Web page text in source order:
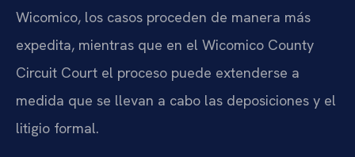
Wicomico, los casos proceden de manera más
expedita, mientras que en el Wicomico County
Circuit Court el proceso puede extenderse a
medida que se llevan a cabo las deposiciones y el
litigio formal.